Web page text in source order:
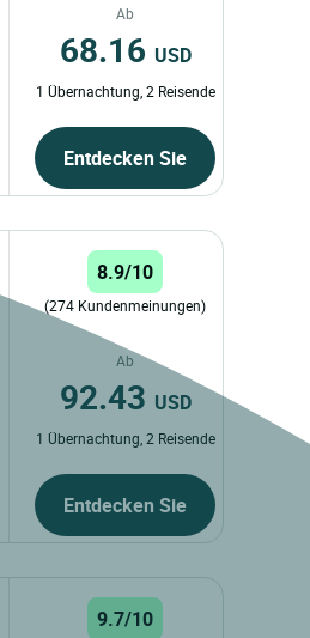
Ab
68.16 USD
1 Übernachtung, 2 Reisende
Entdecken Sie
8.9/10
(274 Kundenmeinungen)
Ab
92.43 USD
1 Übernachtung, 2 Reisende
Entdecken Sie
9.7/10